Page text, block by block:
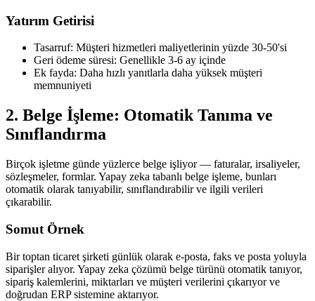
Yatırım Getirisi
Tasarruf: Müşteri hizmetleri maliyetlerinin yüzde 30-50'si
Geri ödeme süresi: Genellikle 3-6 ay içinde
Ek fayda: Daha hızlı yanıtlarla daha yüksek müşteri
memnuniyeti
2. Belge İşleme: Otomatik Tanıma ve
Sınıflandırma
Birçok işletme günde yüzlerce belge işliyor — faturalar, irsaliyeler,
sözleşmeler, formlar. Yapay zeka tabanlı belge işleme, bunları
otomatik olarak tanıyabilir, sınıflandırabilir ve ilgili verileri
çıkarabilir.
Somut Örnek
Bir toptan ticaret şirketi günlük olarak e-posta, faks ve posta yoluyla
siparişler alıyor. Yapay zeka çözümü belge türünü otomatik tanıyor,
sipariş kalemlerini, miktarları ve müşteri verilerini çıkarıyor ve
doğrudan ERP sistemine aktarıyor.